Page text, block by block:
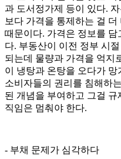
과 도서정가제 등이 있다.
보다 가격을 통제하는 걸 더
때문이다. 가격은 정보를
다. 부동산이 이전 정부 시
되는데 물량과 가격을 억지
이 냉탕과 온탕을 오다가
소비자들의 권리를 침해하
된 개념을 부여하고 그걸
직임은 멈춰야 한다.
- 부채 문제가 심각하다